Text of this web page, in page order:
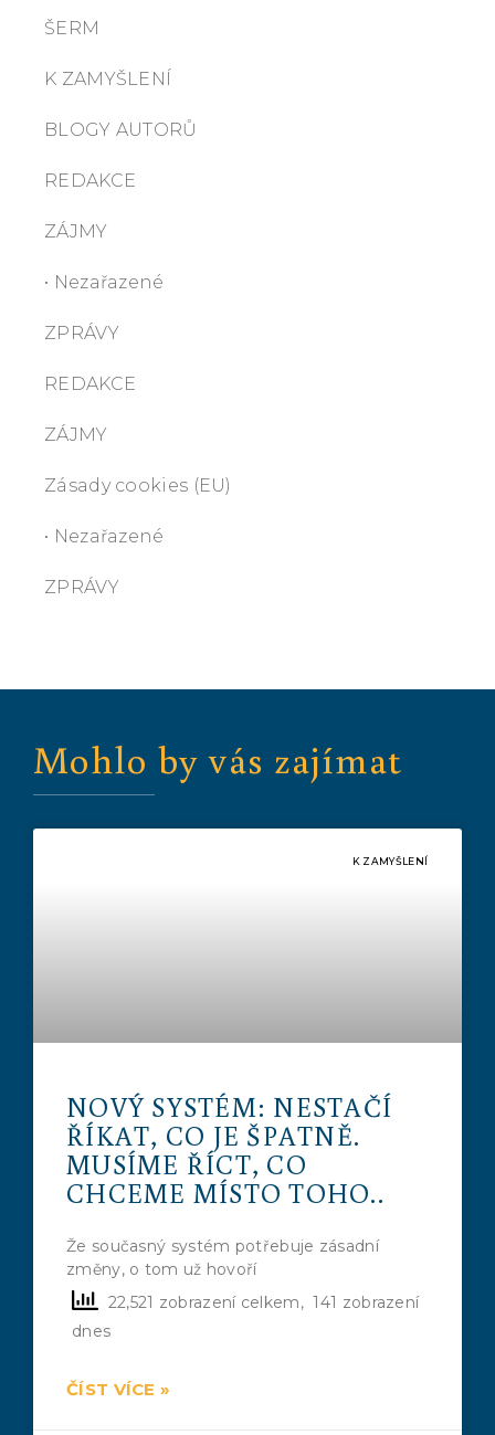
ŠERM
K ZAMYŠLENÍ
BLOGY AUTORŮ
REDAKCE
ZÁJMY
• Nezařazené
ZPRÁVY
REDAKCE
ZÁJMY
Zásady cookies (EU)
• Nezařazené
ZPRÁVY
Mohlo by vás zajímat
K ZAMYŠLENÍ
NOVÝ SYSTÉM: NESTAČÍ
ŘÍKAT, CO JE ŠPATNĚ.
MUSÍME ŘÍCT, CO
CHCEME MÍSTO TOHO..
Že současný systém potřebuje zásadní
změny, o tom už hovoří
22,521 zobrazení celkem, 141 zobrazení
dnes
ČÍST VÍCE »